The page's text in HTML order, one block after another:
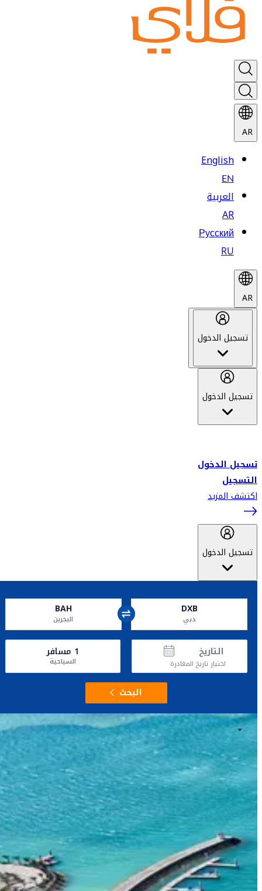
AR
English
EN
العربية
AR
Русский
RU
AR
تسجيل الدخول
تسجيل الدخول
تسجيل الدخول
التسجيل
اكتشف المزيد
تسجيل الدخول
DXB
دبي
BAH
البحرين
التاريخ
اختيار تاريخ المغادرة
1 مسافر
السياحية
البحث